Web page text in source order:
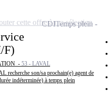
F)
- 53 - LAVAL
recherche son/sa prochain(e) agent de
indéterminée) à temps plein
CDITemps plein
cette offre à ma sélection